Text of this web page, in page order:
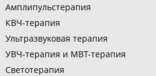
Амплипульстерапия
КВЧ-терапия
Ультразвуковая терапия
УВЧ-терапия и МВТ-терапия
Светотерапия